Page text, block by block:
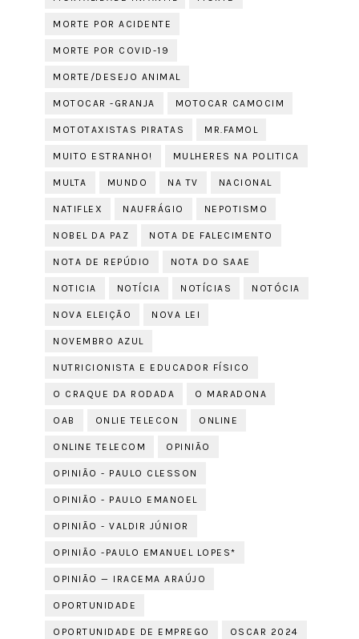
MORTE POR ACIDENTE
MORTE POR COVID-19
MORTE/DESEJO ANIMAL
MOTOCAR -GRANJA MOTOCAR CAMOCIM
MOTOTAXISTAS PIRATAS MR.FAMOL
MUITO ESTRANHO! MULHERES NA POLITICA
MULTA MUNDO NA TV NACIONAL
NATIFLEX NAUFRÁGIO NEPOTISMO
NOBEL DA PAZ NOTA DE FALECIMENTO
NOTA DE REPÚDIO NOTA DO SAAE
NOTICIA NOTÍCIA NOTÍCIAS NOTÓCIA
NOVA ELEIÇÃO NOVA LEI
NOVEMBRO AZUL
NUTRICIONISTA E EDUCADOR FÍSICO
O CRAQUE DA RODADA O MARADONA
OAB ONLIE TELECON ONLINE
ONLINE TELECOM OPINIÃO
OPINIÃO - PAULO CLESSON
OPINIÃO - PAULO EMANOEL
OPINIÃO - VALDIR JÚNIOR
OPINIÃO -PAULO EMANUEL LOPES*
OPINIÃO — IRACEMA ARAÚJO
OPORTUNIDADE
OPORTUNIDADE DE EMPREGO OSCAR 2024